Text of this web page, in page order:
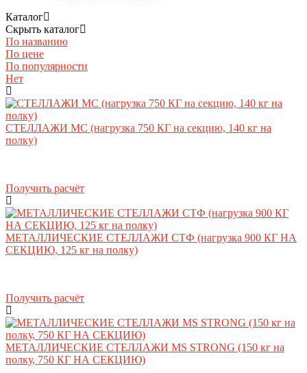
Каталог
Скрыть каталог
По названию
По цене
По популярности
Нет
СТЕЛЛАЖИ МС (нагрузка 750 КГ на секцию, 140 кг на
полку)
Получить расчёт
МЕТАЛЛИЧЕСКИЕ СТЕЛЛАЖИ СТФ (нагрузка 900 КГ НА
СЕКЦИЮ, 125 кг на полку)
Получить расчёт
МЕТАЛЛИЧЕСКИЕ СТЕЛЛАЖИ MS STRONG (150 кг на
полку, 750 КГ НА СЕКЦИЮ)